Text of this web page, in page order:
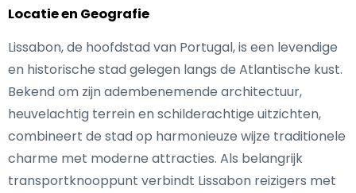
Locatie en Geografie
Lissabon, de hoofdstad van Portugal, is een levendige
en historische stad gelegen langs de Atlantische kust.
Bekend om zijn adembenemende architectuur,
heuvelachtig terrein en schilderachtige uitzichten,
combineert de stad op harmonieuze wijze traditionele
charme met moderne attracties. Als belangrijk
transportknooppunt verbindt Lissabon reizigers met